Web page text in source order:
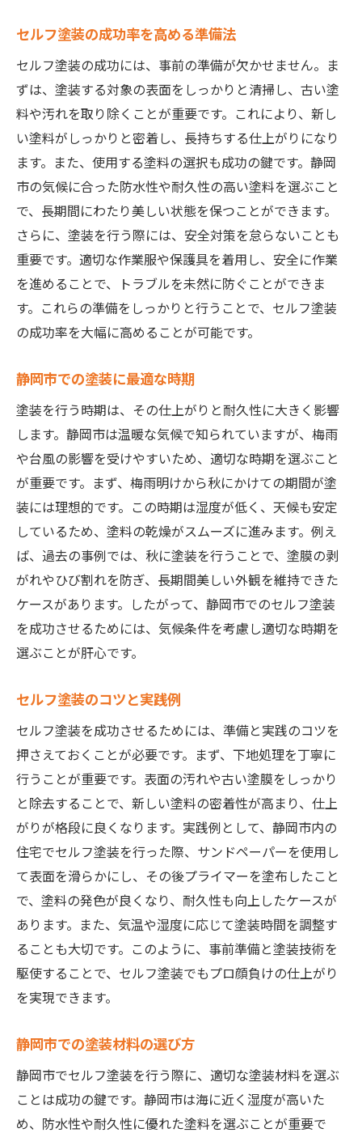
セルフ塗装の成功率を高める準備法
セルフ塗装の成功には、事前の準備が欠かせません。ま
ずは、塗装する対象の表面をしっかりと清掃し、古い塗
料や汚れを取り除くことが重要です。これにより、新し
い塗料がしっかりと密着し、長持ちする仕上がりになり
ます。また、使用する塗料の選択も成功の鍵です。静岡
市の気候に合った防水性や耐久性の高い塗料を選ぶこと
で、長期間にわたり美しい状態を保つことができます。
さらに、塗装を行う際には、安全対策を怠らないことも
重要です。適切な作業服や保護具を着用し、安全に作業
を進めることで、トラブルを未然に防ぐことができま
す。これらの準備をしっかりと行うことで、セルフ塗装
の成功率を大幅に高めることが可能です。
静岡市での塗装に最適な時期
塗装を行う時期は、その仕上がりと耐久性に大きく影響
します。静岡市は温暖な気候で知られていますが、梅雨
や台風の影響を受けやすいため、適切な時期を選ぶこと
が重要です。まず、梅雨明けから秋にかけての期間が塗
装には理想的です。この時期は湿度が低く、天候も安定
しているため、塗料の乾燥がスムーズに進みます。例え
ば、過去の事例では、秋に塗装を行うことで、塗膜の剥
がれやひび割れを防ぎ、長期間美しい外観を維持できた
ケースがあります。したがって、静岡市でのセルフ塗装
を成功させるためには、気候条件を考慮し適切な時期を
選ぶことが肝心です。
セルフ塗装のコツと実践例
セルフ塗装を成功させるためには、準備と実践のコツを
押さえておくことが必要です。まず、下地処理を丁寧に
行うことが重要です。表面の汚れや古い塗膜をしっかり
と除去することで、新しい塗料の密着性が高まり、仕上
がりが格段に良くなります。実践例として、静岡市内の
住宅でセルフ塗装を行った際、サンドペーパーを使用し
て表面を滑らかにし、その後プライマーを塗布したこと
で、塗料の発色が良くなり、耐久性も向上したケースが
あります。また、気温や湿度に応じて塗装時間を調整す
ることも大切です。このように、事前準備と塗装技術を
駆使することで、セルフ塗装でもプロ顔負けの仕上がり
を実現できます。
静岡市での塗装材料の選び方
静岡市でセルフ塗装を行う際に、適切な塗装材料を選ぶ
ことは成功の鍵です。静岡市は海に近く湿度が高いた
め、防水性や耐久性に優れた塗料を選ぶことが重要で